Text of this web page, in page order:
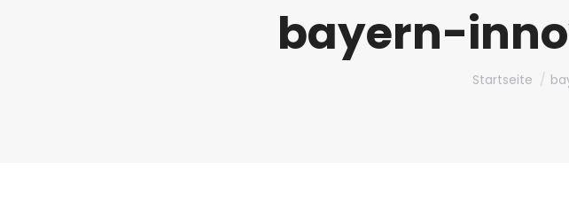
bayern-
Du bist hier:
Startseite